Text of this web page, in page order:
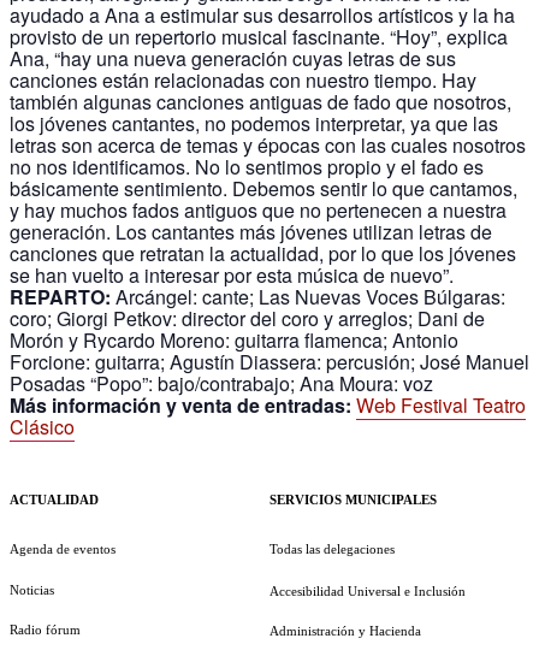
ayudado a Ana a estimular sus desarrollos artísticos y la ha
provisto de un repertorio musical fascinante. “Hoy”, explica
Ana, “hay una nueva generación cuyas letras de sus
canciones están relacionadas con nuestro tiempo. Hay
también algunas canciones antiguas de fado que nosotros,
los jóvenes cantantes, no podemos interpretar, ya que las
letras son acerca de temas y épocas con las cuales nosotros
no nos identificamos. No lo sentimos propio y el fado es
básicamente sentimiento. Debemos sentir lo que cantamos,
y hay muchos fados antiguos que no pertenecen a nuestra
generación. Los cantantes más jóvenes utilizan letras de
canciones que retratan la actualidad, por lo que los jóvenes
se han vuelto a interesar por esta música de nuevo”.
REPARTO: Arcángel: cante; Las Nuevas Voces Búlgaras:
coro; Giorgi Petkov: director del coro y arreglos; Dani de
Morón y Rycardo Moreno: guitarra flamenca; Antonio
Forcione: guitarra; Agustín Diassera: percusión; José Manuel
Posadas “Popo”: bajo/contrabajo; Ana Moura: voz
Más información y venta de entradas: Web Festival Teatro
Clásico
ACTUALIDAD
Agenda de eventos
Noticias
Radio fórum
SERVICIOS MUNICIPALES
Todas las delegaciones
Accesibilidad Universal e Inclusión
Administración y Hacienda